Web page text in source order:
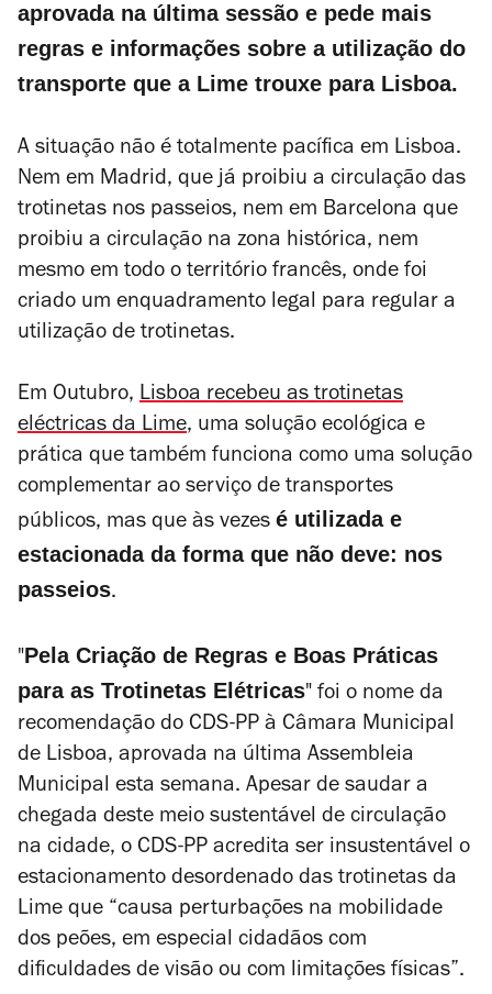
aprovada na última sessão e pede mais
regras e informações sobre a utilização do
transporte que a Lime trouxe para Lisboa.
A situação não é totalmente pacífica em Lisboa.
Nem em Madrid, que já proibiu a circulação das
trotinetas nos passeios, nem em Barcelona que
proibiu a circulação na zona histórica, nem
mesmo em todo o território francês, onde foi
criado um enquadramento legal para regular a
utilização de trotinetas.
Em Outubro, Lisboa recebeu as trotinetas
eléctricas da Lime, uma solução ecológica e
prática que também funciona como uma solução
complementar ao serviço de transportes
públicos, mas que às vezes é utilizada e
estacionada da forma que não deve: nos
passeios.
"Pela Criação de Regras e Boas Práticas
para as Trotinetas Elétricas" foi o nome da
recomendação do CDS-PP à Câmara Municipal
de Lisboa, aprovada na última Assembleia
Municipal esta semana. Apesar de saudar a
chegada deste meio sustentável de circulação
na cidade, o CDS-PP acredita ser insustentável o
estacionamento desordenado das trotinetas da
Lime que “causa perturbações na mobilidade
dos peões, em especial cidadãos com
dificuldades de visão ou com limitações físicas”.